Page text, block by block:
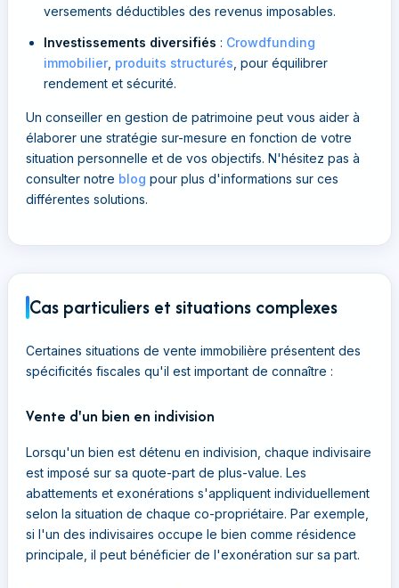
versements déductibles des revenus imposables.
Investissements diversifiés : Crowdfunding
immobilier, produits structurés , pour équilibrer
rendement et sécurité.
Un conseiller en gestion de patrimoine peut vous aider à
élaborer une stratégie sur-mesure en fonction de votre
situation personnelle et de vos objectifs. N'hésitez pas à
consulter notre blog pour plus d'informations sur ces
différentes solutions.
Cas particuliers et situations complexes
Certaines situations de vente immobilière présentent des
spécificités fiscales qu'il est important de connaître :
Vente d'un bien en indivision
Lorsqu'un bien est détenu en indivision, chaque indivisaire
est imposé sur sa quote-part de plus-value. Les
abattements et exonérations s'appliquent individuellement
selon la situation de chaque co-propriétaire. Par exemple,
si l'un des indivisaires occupe le bien comme résidence
principale, il peut bénéficier de l'exonération sur sa part.